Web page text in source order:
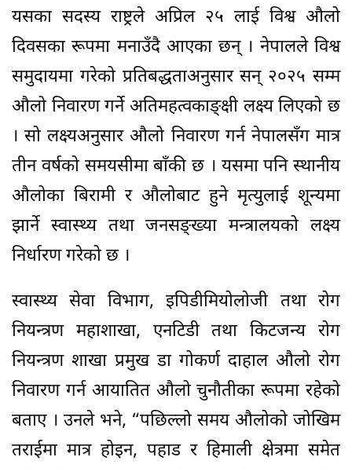
यसका सदस्य राष्ट्रले अप्रिल २५ लाई विश्व औलो
दिवसका रूपमा मनाउँदै आएका छन् । नेपालले विश्व
समुदायमा गरेको प्रतिबद्धताअनुसार सन् २०२५ सम्म
औलो निवारण गर्ने अतिमहत्वकाङ्क्षी लक्ष्य लिएको छ
। सो लक्ष्यअनुसार औलो निवारण गर्न नेपालसँग मात्र
तीन वर्षको समयसीमा बाँकी छ । यसमा पनि स्थानीय
औलोका बिरामी र औलोबाट हुने मृत्युलाई शून्यमा
झार्ने स्वास्थ्य तथा जनसङ्ख्या मन्त्रालयको लक्ष्य
निर्धारण गरेको छ ।
स्वास्थ्य सेवा विभाग, इपिडीमियोलोजी तथा रोग
नियन्त्रण महाशाखा, एनटिडी तथा किटजन्य रोग
नियन्त्रण शाखा प्रमुख डा गोकर्ण दाहाल औलो रोग
निवारण गर्न आयातित औलो चुनौतीका रूपमा रहेको
बताए । उनले भने, “पछिल्लो समय औलोको जोखिम
तराईमा मात्र होइन, पहाड र हिमाली क्षेत्रमा समेत